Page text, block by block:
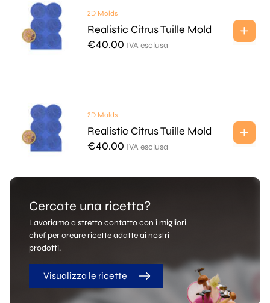
2D Molds
Realistic Citrus Tuille Mold
€40.00 IVA esclusa
2D Molds
Realistic Citrus Tuille Mold
€40.00 IVA esclusa
Cercate una ricetta?
Lavoriamo a stretto contatto con i migliori
chef per creare ricette adatte ai nostri
prodotti.
Visualizza le ricette